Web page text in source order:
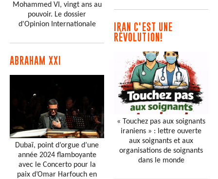
Mohammed VI, vingt ans au
pouvoir. Le dossier
d'Opinion Internationale
ABRAHAM XXI
Dubaï, point d’orgue d’une
année 2024 flamboyante
avec le Concerto pour la
paix d’Omar Harfouch en
IRAN C'EST UNE
RÉVOLUTION!
« Touchez pas aux soignants
iraniens » : lettre ouverte
aux soignants et aux
organisations de soignants
dans le monde